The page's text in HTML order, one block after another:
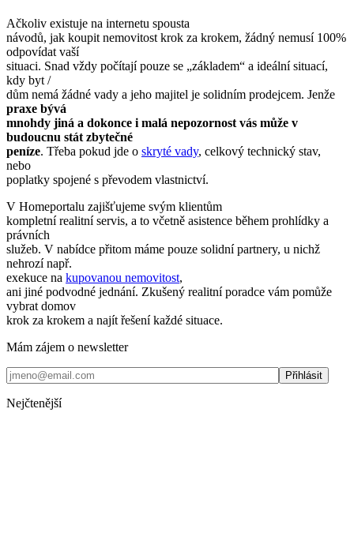
Ačkoliv existuje na internetu spousta
návodů, jak koupit nemovitost krok za krokem, žádný nemusí 100%
odpovídat vaší
situaci. Snad vždy počítají pouze se „základem“ a ideální situací,
kdy byt /
dům nemá žádné vady a jeho majitel je solidním prodejcem. Jenže
praxe bývá
mnohdy jiná a dokonce i malá nepozornost vás může v
budoucnu stát zbytečné
peníze. Třeba pokud jde o skryté vady, celkový technický stav,
nebo
poplatky spojené s převodem vlastnictví.
V Homeportalu zajišťujeme svým klientům
kompletní realitní servis, a to včetně asistence během prohlídky a
právních
služeb. V nabídce přitom máme pouze solidní partnery, u nichž
nehrozí např.
exekuce na kupovanou nemovitost,
ani jiné podvodné jednání. Zkušený realitní poradce vám pomůže
vybrat domov
krok za krokem a najít řešení každé situace.
Mám zájem o newsletter
Nejčtenější